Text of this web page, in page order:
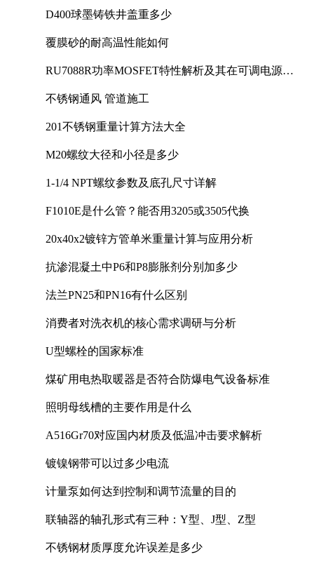
D400球墨铸铁井盖重多少
覆膜砂的耐高温性能如何
RU7088R功率MOSFET特性解析及其在可调电源设
不锈钢通风 管道施工
201不锈钢重量计算方法大全
M20螺纹大径和小径是多少
1-1/4 NPT螺纹参数及底孔尺寸详解
F1010E是什么管？能否用3205或3505代换
20x40x2镀锌方管单米重量计算与应用分析
抗渗混凝土中P6和P8膨胀剂分别加多少
法兰PN25和PN16有什么区别
消费者对洗衣机的核心需求调研与分析
U型螺栓的国家标准
煤矿用电热取暖器是否符合防爆电气设备标准
照明母线槽的主要作用是什么
A516Gr70对应国内材质及低温冲击要求解析
镀镍钢带可以过多少电流
计量泵如何达到控制和调节流量的目的
联轴器的轴孔形式有三种：Y型、J型、Z型
不锈钢材质厚度允许误差是多少